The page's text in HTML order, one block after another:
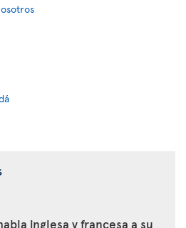
inglesa y francesa a su